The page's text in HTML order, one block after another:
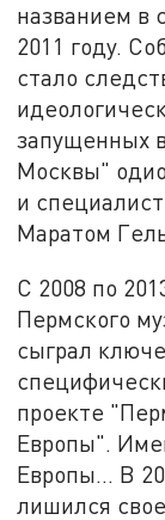
названием в
2011 году.
стало
запущенных
Москвы"
и
Маратом
С 2008 по
Пермского
сыграл
проекте
Европы".
Европы… В
лишился